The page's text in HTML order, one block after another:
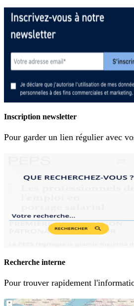
Inscription newsletter
Pour garder un lien régulier avec
Recherche interne
Pour trouver rapidement